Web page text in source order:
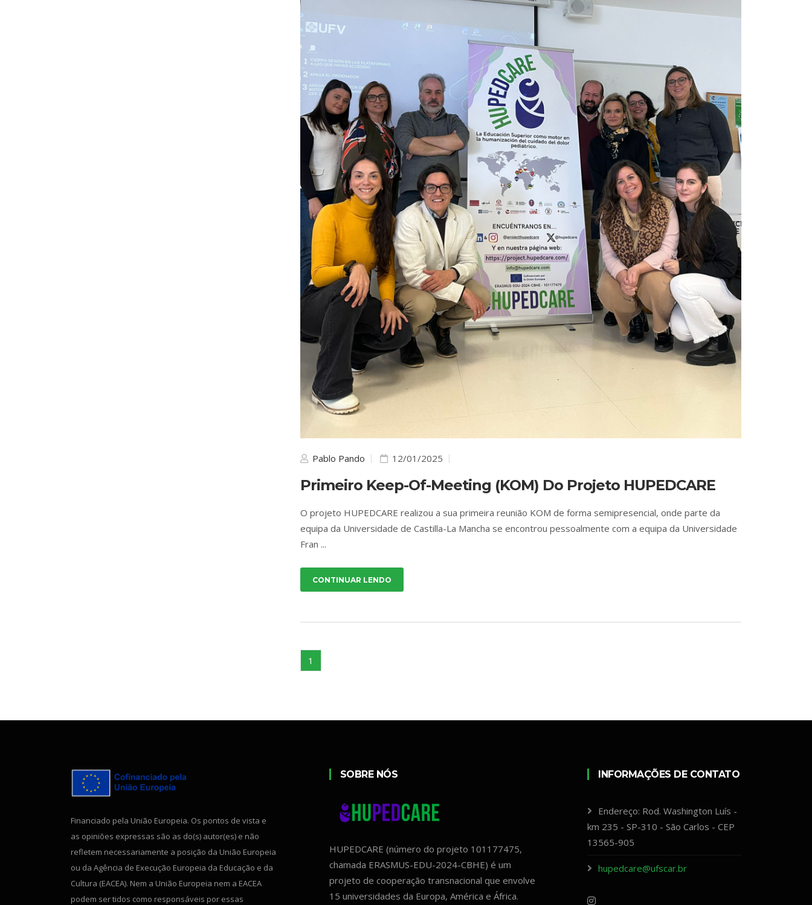
Pablo Pando 12/01/2025
Primeiro Keep-Of-Meeting (KOM) Do Projeto HUPEDCARE
O projeto HUPEDCARE realizou a sua primeira reunião KOM de forma semipresencial, onde parte da
equipa da Universidade de Castilla-La Mancha se encontrou pessoalmente com a equipa da Universidade
Fran ...
CONTINUAR LENDO
1
Financiado pela União Europeia. Os pontos de vista e
as opiniões expressas são as do(s) autor(es) e não
refletem necessariamente a posição da União Europeia
ou da Agência de Execução Europeia da Educação e da
Cultura (EACEA). Nem a União Europeia nem a EACEA
podem ser tidos como responsáveis por essas
SOBRE NÓS
HUPEDCARE (número do projeto 101177475,
chamada ERASMUS-EDU-2024-CBHE) é um
projeto de cooperação transnacional que envolve
15 universidades da Europa, América e África.
INFORMAÇÕES DE CONTATO
Endereço: Rod. Washington Luís -
km 235 - SP-310 - São Carlos - CEP
13565-905
hupedcare@ufscar.br